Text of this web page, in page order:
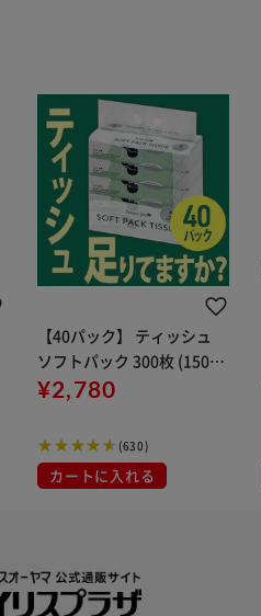
【40パック】 ティッシュ
ソフトパック 300枚 (150
組) 5パック×8個
¥2,780
(630)
カートに入れる